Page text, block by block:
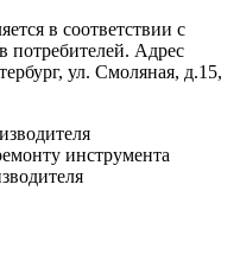
в соответствии с
потребителей. Адрес
ул. Смоляная, д.15,
инструмента